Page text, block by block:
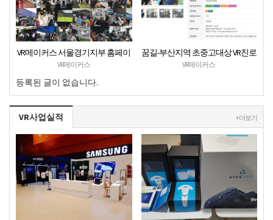
VR메이커스 서울경기지부 홈페이
지 오픈
VR메이커스
꿈길-부산지역 초중고대상 VR진로
직업체험 + VR안전교육 프로그램
VR메이커스
등록된 글이 없습니다.
VR사업실적 + 더보기